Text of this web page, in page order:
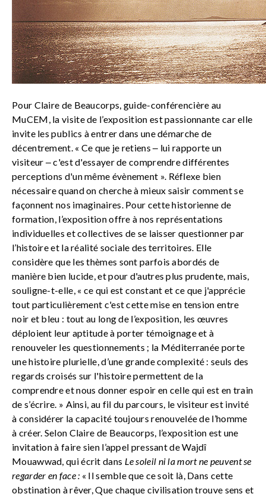
Pour Claire de Beaucorps, guide-conférencière au
MuCEM, la visite de l’exposition est passionnante car elle
invite les publics à entrer dans une démarche de
décentrement. « Ce que je retiens ‒ lui rapporte un
visiteur ‒ c'est d'essayer de comprendre différentes
perceptions d'un même évènement ». Réflexe bien
nécessaire quand on cherche à mieux saisir comment se
façonnent nos imaginaires. Pour cette historienne de
formation, l’exposition offre à nos représentations
individuelles et collectives de se laisser questionner par
l’histoire et la réalité sociale des territoires. Elle
considère que les thèmes sont parfois abordés de
manière bien lucide, et pour d'autres plus prudente, mais,
souligne-t-elle, « ce qui est constant et ce que j'apprécie
tout particulièrement c'est cette mise en tension entre
noir et bleu : tout au long de l’exposition, les œuvres
déploient leur aptitude à porter témoignage et à
renouveler les questionnements ; la Méditerranée porte
une histoire plurielle, d’une grande complexité : seuls des
regards croisés sur l'histoire permettent de la
comprendre et nous donner espoir en celle qui est en train
de s’écrire. » Ainsi, au fil du parcours, le visiteur est invité
à considérer la capacité toujours renouvelée de l’homme
à créer. Selon Claire de Beaucorps, l’exposition est une
invitation à faire sien l’appel pressant de Wajdî
Mouawwad, qui écrit dans Le soleil ni la mort ne peuvent se
regarder en face : « Il semble que ce soit là, Dans cette
obstination à rêver, Que chaque civilisation trouve sens et